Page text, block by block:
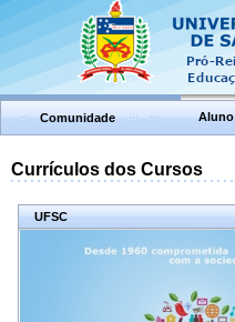
Comunidade Aluno
Currículos dos Cursos
UFSC